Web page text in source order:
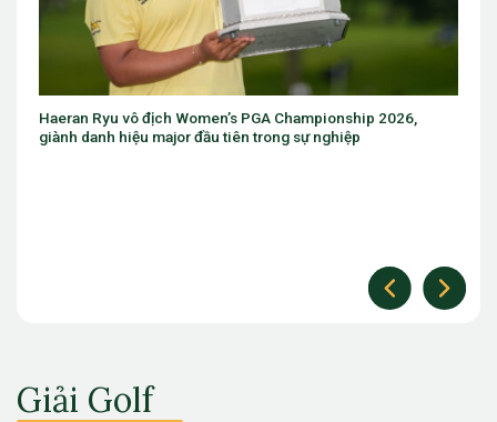
Championship 2026,
trong sự nghiệp
Eugenio Chacarra thắng bùng nổ tại
The Open
Giải Golf